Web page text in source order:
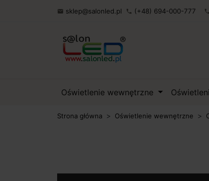
 sklep@salonled.pl phone (+48) 694-000-777 phone
Oświetlenie wewnętrzne
Strona główna Oświetlenie wewnętrzne